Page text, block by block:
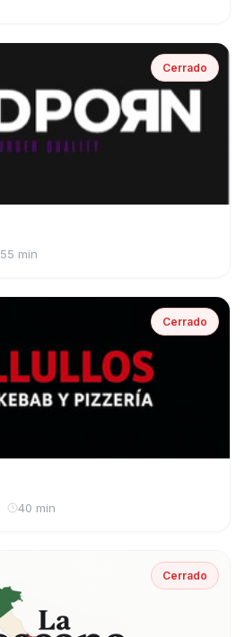
Cerrado
55 min
Cerrado
40 min
Cerrado